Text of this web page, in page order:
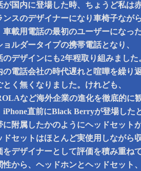
が国内に登場した時、ちょうど私は
ンスのデザイナーになり車椅子なが
車載用電話の最初のユーザーになっ
ョルダータイプの携帯電話となり、
のデザインにも2年程取り組みました
の電話会社の時代遅れと喧嘩を繰り
とく無くなりました。けれども、
など海外企業の進化を徹底的に
iPhone直前にBlack Berryが登場した
に附属したかのようにヘッドセット
ドセットはほとんど実使用しながら
をデザイナーとして評価を積み重ね
性から、ヘッドホンとヘッドセット